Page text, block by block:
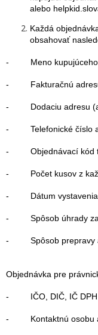
alebo
Každá
obsahovať
- Meno kupujúceho
- Fakturačnú
- Dodaciu adresu (ak
- Telefonické číslo
- Objednávací kód
- Počet kusov z
- Dátum vystavenia
- Spôsob úhrady za
- Spôsob prepravy a
Objednávka pre
- IČO, DIČ, IČ DPH
- Kontaktnú osobu